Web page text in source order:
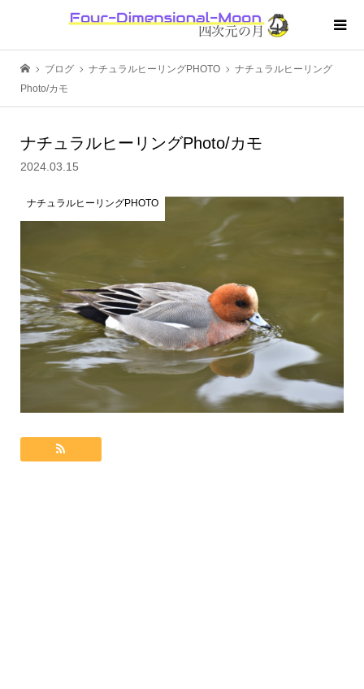
ブログ ナチュラルヒーリングPHOTO
ナチュラルヒーリング
Photo/カモ
ナチュラルヒーリングPhoto/カモ
2024.03.15
ナチュラルヒーリングPHOTO